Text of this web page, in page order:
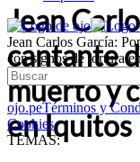
Jean Carlos García:
con signos de tortura
ojo.peTérminos y
Cookies
TEMAS:
Jean
cantante
muerto y
en Iquitos